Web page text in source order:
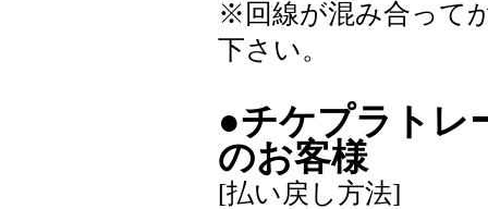
※回線が混み合って
下さい。
●チケプラトレ
のお客様
[払い戻し方法]